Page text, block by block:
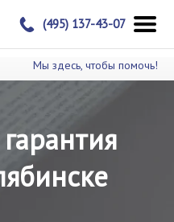
(495) 137-43-07
Мы здесь, чтобы помочь!